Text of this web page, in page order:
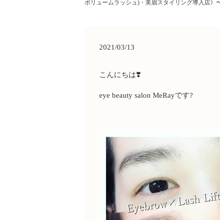
ボリュームラッシュ)・美眉スタイリング導入店》
2021/03/13
こんにちは❣️
eye beauty salon MeRayです?